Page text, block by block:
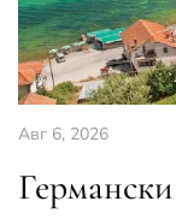
Авг 6, 2026